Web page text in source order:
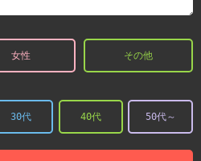
女性 その他
30代 40代 50代～